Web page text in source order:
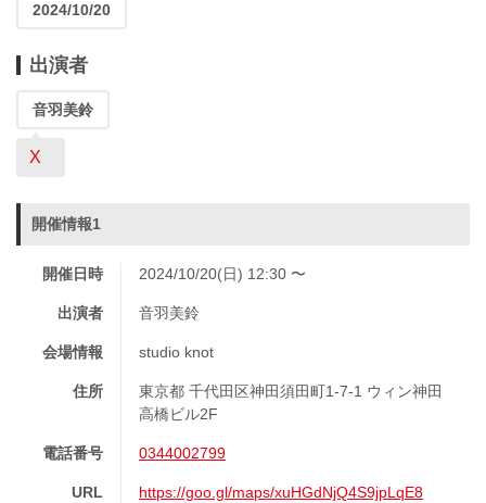
2024/10/20
出演者
音羽美鈴
X
開催情報1
開催日時 2024/10/20(日) 12:30 〜
出演者 音羽美鈴
会場情報 studio knot
住所
東京都 千代田区神田須田町1-7-1 ウィン神田
高橋ビル2F
電話番号 0344002799
URL https://goo.gl/maps/xuHGdNjQ4S9jpLqE8